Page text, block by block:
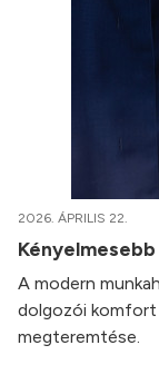
2026. ÁPRILIS 22.
A modern
dolgozói komfort
megteremtése.